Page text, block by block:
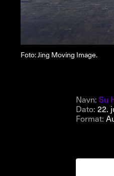
Foto: Jing Moving Image.
Navn:Su
Dato:22.
Format: